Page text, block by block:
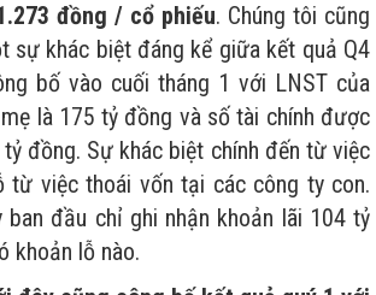
đồng / cổ phiếu. Chúng tôi cũng
sự khác biệt đáng kể giữa kết quả Q4
bố vào cuối tháng 1 với LNST của
là 175 tỷ đồng và số tài chính được
đồng. Sự khác biệt chính đến từ việc
từ việc thoái vốn tại các công ty con.
ban đầu chỉ ghi nhận khoản lãi 104 tỷ
khoản lỗ nào.